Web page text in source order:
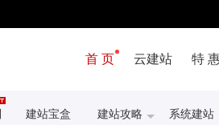
首 页 云建站 特
建站宝盒 建站攻略 系统建站